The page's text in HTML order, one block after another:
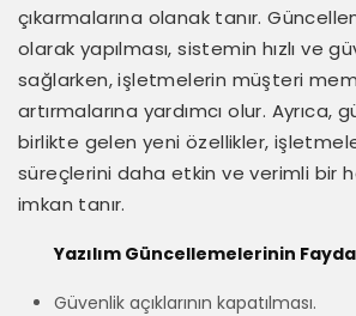
çıkarmalarına olanak tanır.
olarak yapılması, sistemin hızlı ve
sağlarken, işletmelerin müşteri
artırmalarına yardımcı olur. Ayrıca,
birlikte gelen yeni özellikler,
süreçlerini daha etkin ve verimli bir
imkan tanır.
Yazılım Güncellemelerinin
Güvenlik açıklarının kapatılması.